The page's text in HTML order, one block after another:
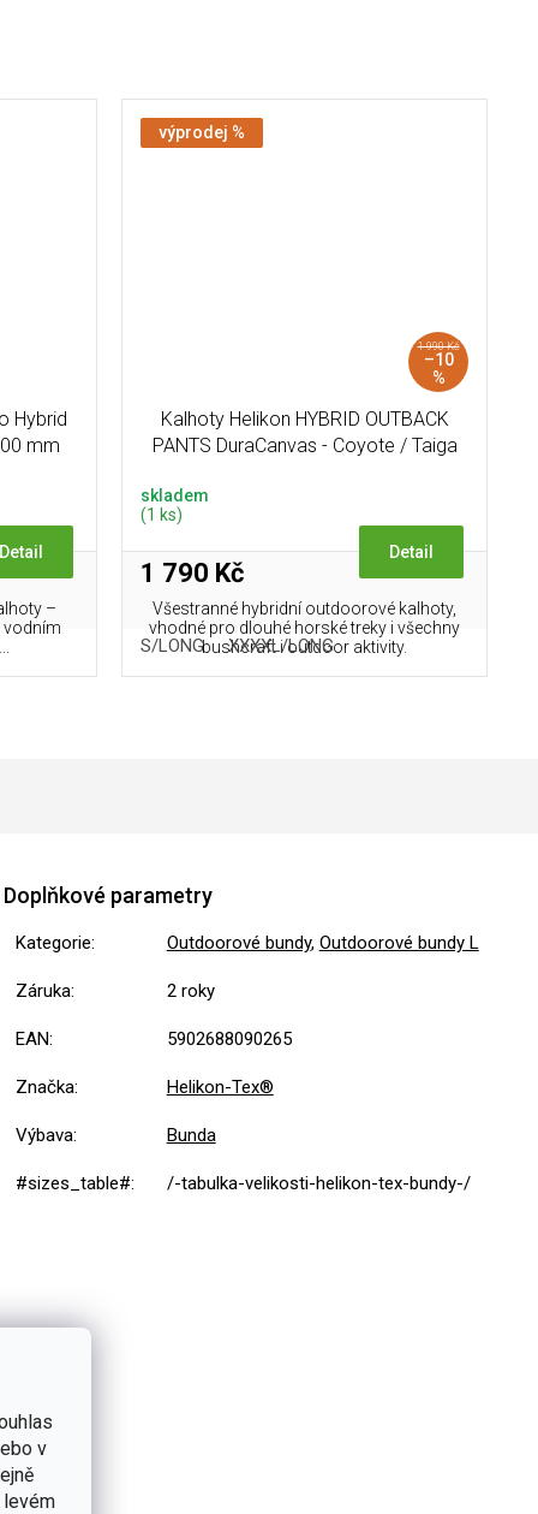
v
levém
XXL/LONG XXXL/LONG XXXXL/LONG
Hybrid
mm
Detail
–
vodním
výprodej %
1 990 Kč
–10
%
Kalhoty Helikon HYBRID OUTBACK
PANTS DuraCanvas - Coyote / Taiga
skladem
(1 ks)
1 790 Kč
Detail
Všestranné hybridní outdoorové kalhoty,
vhodné pro dlouhé horské treky i všechny
bushcraft i outdoor aktivity.
S/LONG XXXXL/LONG
Doplňkové parametry
Kategorie: Outdoorové bundy, Outdoorové bundy L
Záruka: 2 roky
EAN: 5902688090265
Značka: Helikon-Tex®
Výbava: Bunda
#sizes_table#: /-tabulka-velikosti-helikon-tex-bundy-/